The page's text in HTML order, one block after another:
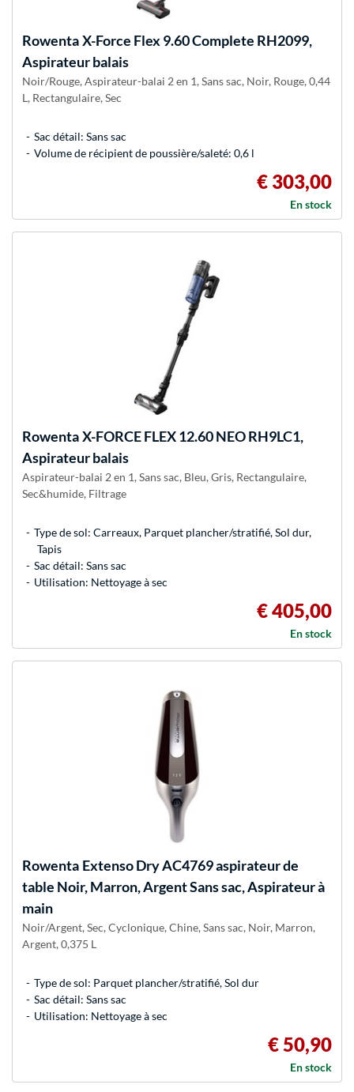
RowentaX-Force Flex 9.60 Complete RH2099,
Aspirateur balais
Noir/Rouge, Aspirateur-balai 2 en 1, Sans sac, Noir, Rouge, 0,44
L, Rectangulaire, Sec
Sac détail: Sans sac
Volume de récipient de poussière/saleté: 0,6 l
€ 303,00
En stock
RowentaX-FORCE FLEX 12.60 NEO RH9LC1,
Aspirateur balais
Aspirateur-balai 2 en 1, Sans sac, Bleu, Gris, Rectangulaire,
Sec&humide, Filtrage
Type de sol: Carreaux, Parquet plancher/stratifié, Sol dur,
Tapis
Sac détail: Sans sac
Utilisation: Nettoyage à sec
€ 405,00
En stock
Rowenta Extenso Dry AC4769 aspirateur de
table Noir, Marron, Argent Sans sac, Aspirateur à
main
Noir/Argent, Sec, Cyclonique, Chine, Sans sac, Noir, Marron,
Argent, 0,375 L
Type de sol: Parquet plancher/stratifié, Sol dur
Sac détail: Sans sac
Utilisation: Nettoyage à sec
€ 50,90
En stock